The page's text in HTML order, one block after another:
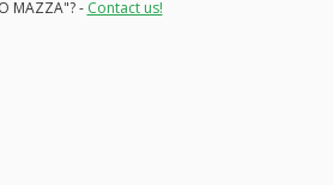
MAZZA"? - Contact us!